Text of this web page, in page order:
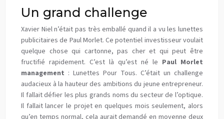
Un grand challenge
Xavier Niel n’était pas très emballé quand il a vu les lunettes
publicitaires de Paul Morlet. Ce potentiel investisseur voulait
quelque chose qui cartonne, pas cher et qui peut être
fructifié rapidement. C’est là qu’est né le Paul Morlet
management : Lunettes Pour Tous. C’était un challenge
audacieux à la hauteur des ambitions du jeune entrepreneur.
Il fallait défier les plus grands noms du secteur de l’optique.
Il fallait lancer le projet en quelques mois seulement, alors
qu’en temps normal, cela aurait demandé en moyenne deux